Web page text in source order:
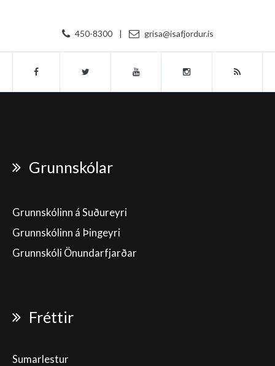
450-8300 | grisa@isafjordur.is
Grunnskólar
Grunnskólinn á Suðureyri
Grunnskólinn á Þingeyri
Grunnskóli Önundarfjarðar
Fréttir
Sumarlestur